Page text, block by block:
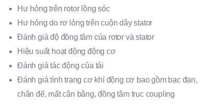
Hư hỏng trên rotor lồng sóc
Hư hỏng do rơ lỏng trên cuộn dây stator
Đánh giá độ đồng tâm của rotor và stator
Hiệu suất hoạt động động cơ
Đánh giá tác động của tải
Đánh giá tình trạng cơ khí động cơ bao gồm bạc đạn,
chân đế, mất cân bằng, đồng tâm trục coupling